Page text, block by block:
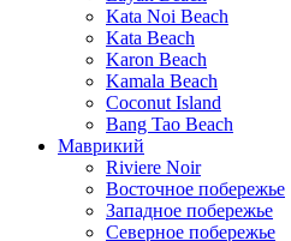
Kata Noi Beach
Kata Beach
Karon Beach
Kamala Beach
Coconut Island
Bang Tao Beach
Маврикий
Riviere Noir
Восточное побережье
Западное побережье
Северное побережье